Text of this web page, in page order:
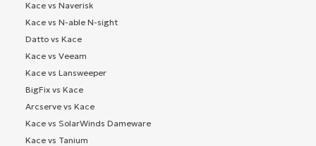
Kace vs Naverisk
Kace vs N-able N-sight
Datto vs Kace
Kace vs Veeam
Kace vs Lansweeper
BigFix vs Kace
Arcserve vs Kace
Kace vs SolarWinds Dameware
Kace vs Tanium